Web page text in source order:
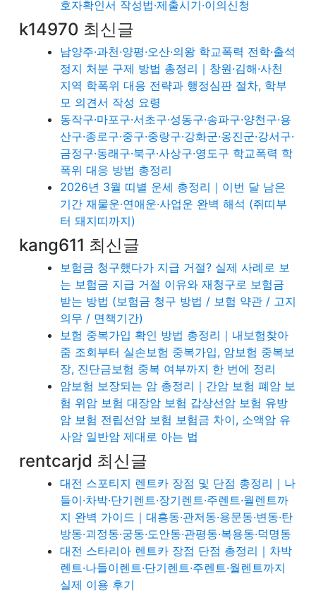
호자확인서 작성법·제출시기·이의신청
k14970 최신글
남양주·과천·양평·오산·의왕 학교폭력 전학·출석
정지 처분 구제 방법 총정리｜창원·김해·사천
지역 학폭위 대응 전략과 행정심판 절차, 학부
모 의견서 작성 요령
동작구·마포구·서초구·성동구·송파구·양천구·용
산구·종로구·중구·중랑구·강화군·옹진군·강서구·
금정구·동래구·북구·사상구·영도구 학교폭력 학
폭위 대응 방법 총정리
2026년 3월 띠별 운세 총정리｜이번 달 남은
기간 재물운·연애운·사업운 완벽 해석 (쥐띠부
터 돼지띠까지)
kang611 최신글
보험금 청구했다가 지급 거절? 실제 사례로 보
는 보험금 지급 거절 이유와 재청구로 보험금
받는 방법 (보험금 청구 방법 / 보험 약관 / 고지
의무 / 면책기간)
보험 중복가입 확인 방법 총정리｜내보험찾아
줌 조회부터 실손보험 중복가입, 암보험 중복보
장, 진단금보험 중복 여부까지 한 번에 정리
암보험 보장되는 암 총정리｜간암 보험 폐암 보
험 위암 보험 대장암 보험 갑상선암 보험 유방
암 보험 전립선암 보험 보험금 차이, 소액암 유
사암 일반암 제대로 아는 법
rentcarjd 최신글
대전 스포티지 렌트카 장점 및 단점 총정리｜나
들이·차박·단기렌트·장기렌트·주렌트·월렌트까
지 완벽 가이드｜대흥동·관저동·용문동·변동·탄
방동·괴정동·궁동·도안동·관평동·복용동·덕명동
대전 스타리아 렌트카 장점 단점 총정리｜차박
렌트·나들이렌트·단기렌트·주렌트·월렌트까지
실제 이용 후기